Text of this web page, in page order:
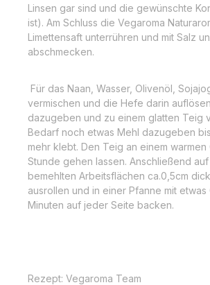
Linsen gar sind und die gewünschte
ist). Am Schluss die Vegaroma
Limettensaft unterrühren und mit Salz
abschmecken.
Für das Naan, Wasser, Olivenöl,
vermischen und die Hefe darin
dazugeben und zu einem glatten Teig
Bedarf noch etwas Mehl dazugeben
mehr klebt. Den Teig an einem warmen
Stunde gehen lassen. Anschließend
bemehlten Arbeitsflächen ca.0,5cm
ausrollen und in einer Pfanne mit etwas
Minuten auf jeder Seite backen.
Rezept: Vegaroma Team